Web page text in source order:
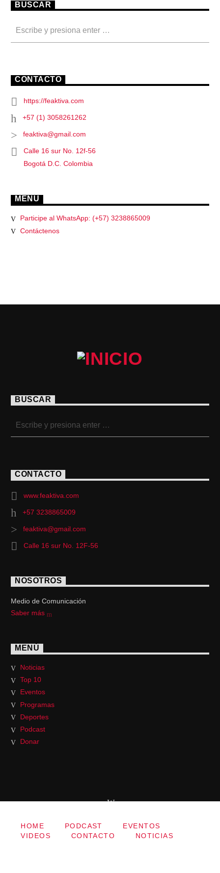
BUSCAR
CONTACTO
https://feaktiva.com
+57 (1) 3058261262
feaktiva@gmail.com
Calle 16 sur No. 12f-56
Bogotá D.C. Colombia
MENU
Participe al WhatsApp: (+57) 3238865009
Contáctenos
BUSCAR
CONTACTO
www.feaktiva.com
+57 3238865009
feaktiva@gmail.com
Calle 16 sur No. 12F-56
NOSOTROS
Medio de Comunicación
Saber más
MENÚ
Noticias
Top 10
Eventos
Programas
Deportes
Podcast
Donar
HOME PODCAST
EVENTOS
VIDEOS
CONTACTO NOTICIAS